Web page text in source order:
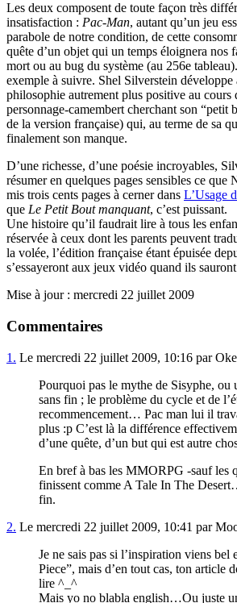
Les deux composent de toute façon très
insatisfaction : Pac-Man, autant qu’un jeu
parabole de notre condition, de cette
quête d’un objet qui un temps éloignera nos
mort ou au bug du système (au 256e
exemple à suivre. Shel Silverstein développe
philosophie autrement plus positive au cours
personnage-camembert cherchant son “petit
de la version française) qui, au terme de sa
finalement son manque.
D’une richesse, d’une poésie incroyables,
résumer en quelques pages sensibles ce
mis trois cents pages à cerner dans L’Usage
que Le Petit Bout manquant, c’est puissant.
Une histoire qu’il faudrait lire à tous les
réservée à ceux dont les parents peuvent
la volée, l’édition française étant épuisée
s’essayeront aux jeux vidéo quand ils
Mise à jour : mercredi 22 juillet 2009
Commentaires
1. Le mercredi 22 juillet 2009, 10:16 par
Pourquoi pas le mythe de Sisyphe, ou
sans fin ; le problème du cycle et de
recommencement… Pac man lui il
plus :p C’est là la différence
d’une quête, d’un but qui est autre
En bref à bas les MMORPG -sauf les
finissent comme A Tale In The
fin.
2. Le mercredi 22 juillet 2009, 10:41 par
Je ne sais pas si l’inspiration viens
Piece”, mais d’en tout cas, ton article
lire ^_^
Mais yo no blabla english…Ou juste